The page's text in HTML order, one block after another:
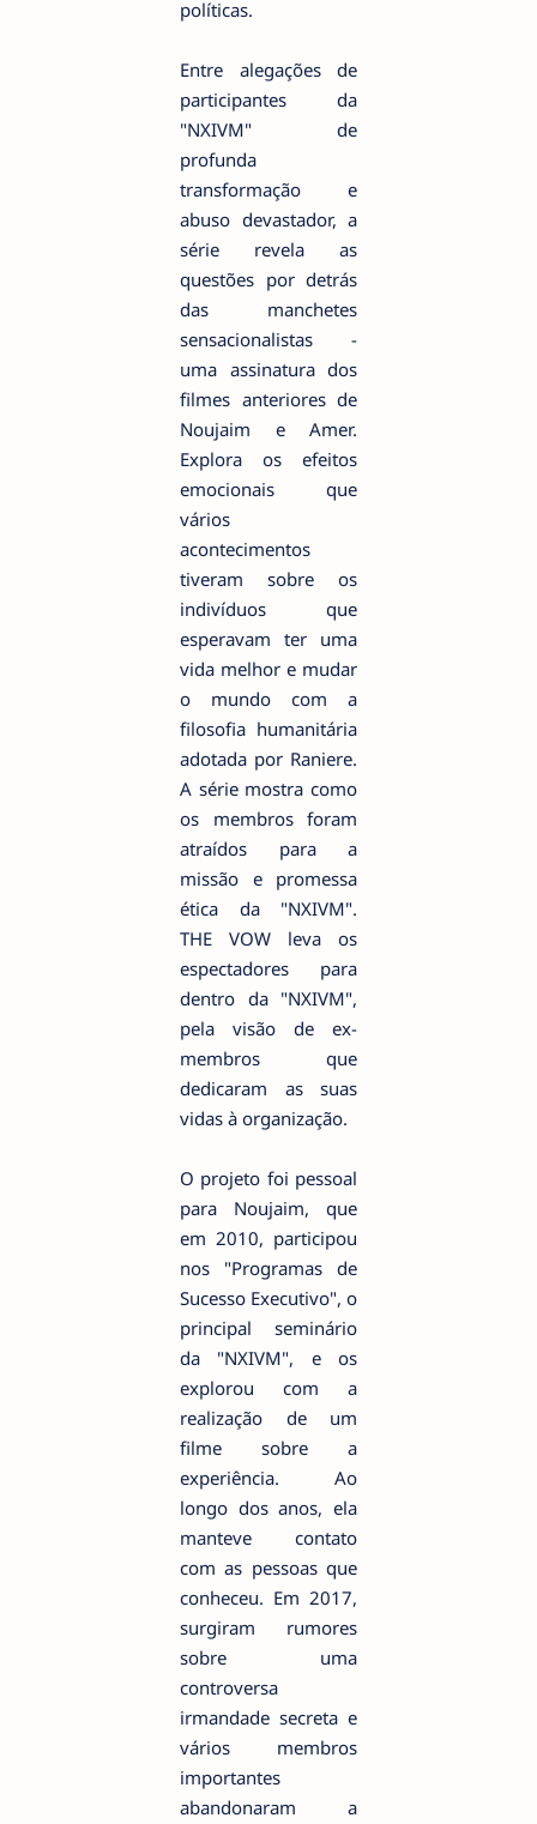
políticas.
Entre alegações de
participantes da
"NXIVM" de
profunda
transformação e
abuso devastador, a
série revela as
questões por detrás
das manchetes
sensacionalistas -
uma assinatura dos
filmes anteriores de
Noujaim e Amer.
Explora os efeitos
emocionais que
vários
acontecimentos
tiveram sobre os
indivíduos que
esperavam ter uma
vida melhor e mudar
o mundo com a
filosofia humanitária
adotada por Raniere.
A série mostra como
os membros foram
atraídos para a
missão e promessa
ética da "NXIVM".
THE VOW leva os
espectadores para
dentro da "NXIVM",
pela visão de ex-
membros que
dedicaram as suas
vidas à organização.
O projeto foi pessoal
para Noujaim, que
em 2010, participou
nos "Programas de
Sucesso Executivo", o
principal seminário
da "NXIVM", e os
explorou com a
realização de um
filme sobre a
experiência. Ao
longo dos anos, ela
manteve contato
com as pessoas que
conheceu. Em 2017,
surgiram rumores
sobre uma
controversa
irmandade secreta e
vários membros
importantes
abandonaram a